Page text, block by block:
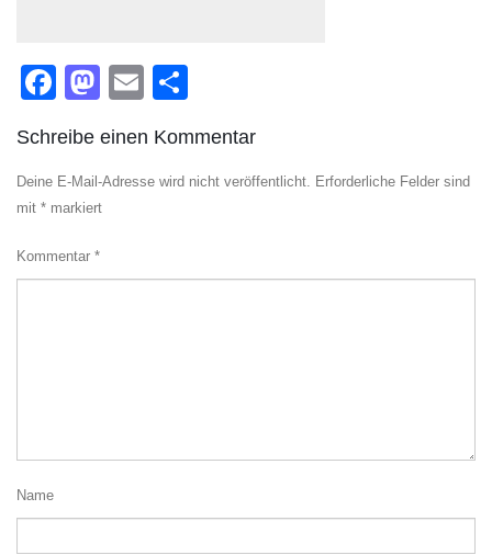
Facebook
Mastodon
Email
Schreibe einen Kommentar
Deine E-Mail-Adresse wird nicht veröffentlicht.
Erforderliche Felder sind
mit * markiert
Kommentar *
Name